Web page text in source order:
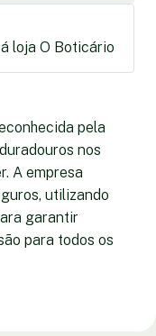
loja O Boticário
pela
nos
A empresa
utilizando
garantir
para todos os